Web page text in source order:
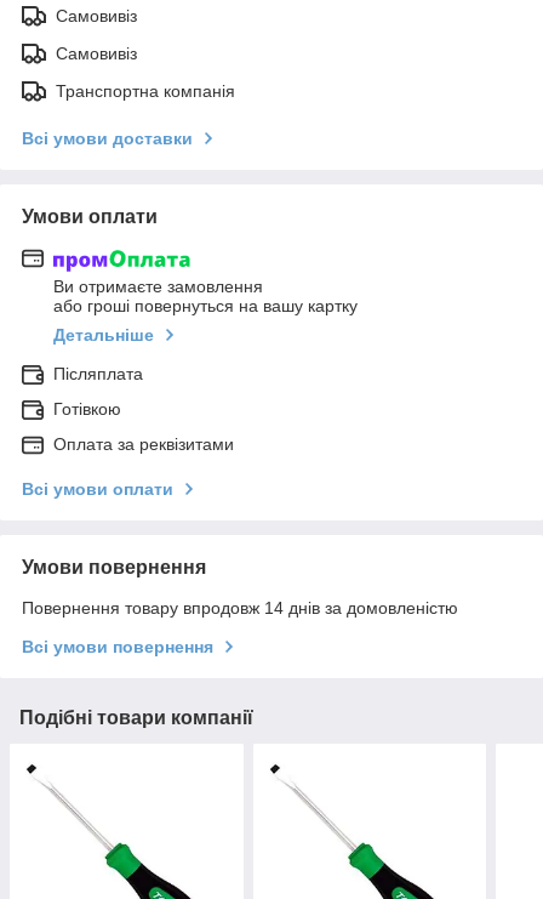
Самовивіз
Самовивіз
Транспортна компанія
Всі умови доставки
Умови оплати
Ви отримаєте замовлення
або гроші повернуться на вашу картку
Детальніше
Післяплата
Готівкою
Оплата за реквізитами
Всі умови оплати
Умови повернення
Повернення товару впродовж 14 днів за домовленістю
Всі умови повернення
Подібні товари компанії